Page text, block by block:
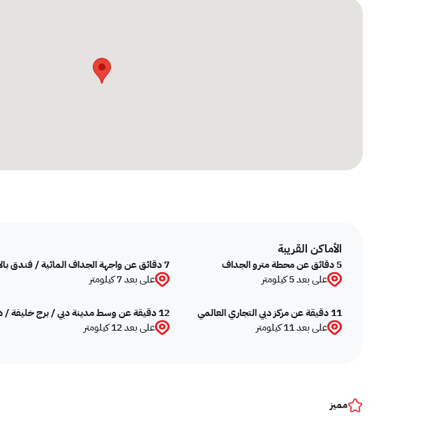
الأماكن القريبة
5 دقائق عن محطة مترو الجداف
على بعد 5 كيلومتر
7 دقائق عن واجهة الجداف المائية / فندق بالازو فيرساتشي
على بعد 7 كيلومتر
11 دقيقة عن مركز دبي التجاري العالمي
على بعد 11 كيلومتر
12 دقيقة عن وسط مدينة دبي / برج خليفة / دبي مول
على بعد 12 كيلومتر
مميز